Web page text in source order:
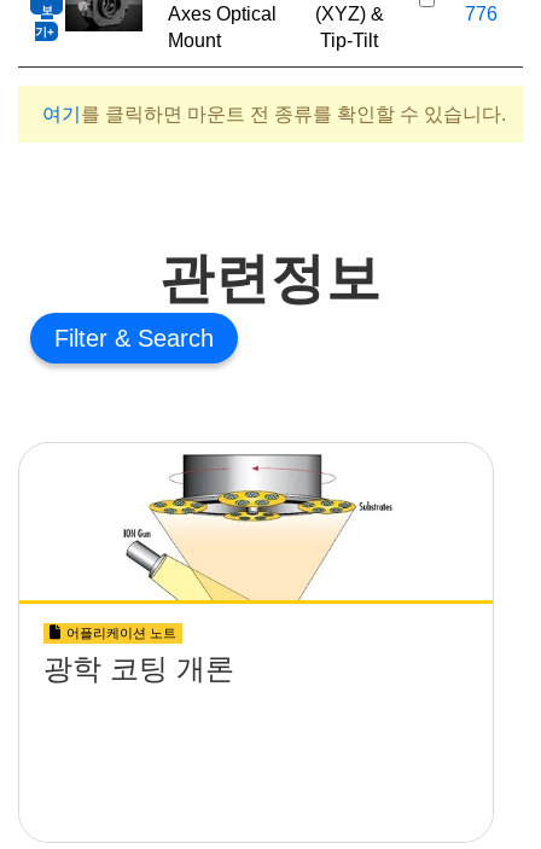
보
기
Axes Optical
Mount
(XYZ) &
Tip-Tilt
776
여기 를 클릭하면 마운트 전 종류를 확인할 수 있습니다.
관련정보
Filter
어플리케이션 노트
광학 코팅 개론